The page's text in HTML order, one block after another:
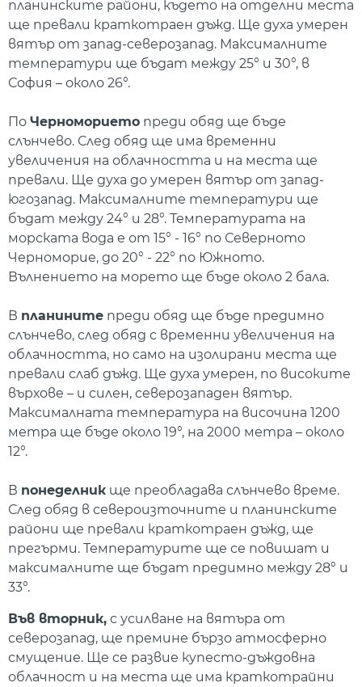
планинските райони, където на отделни места
ще превали краткотраен дъжд. Ще духа умерен
вятър от запад-северозапад. Максималните
температури ще бъдат между 25° и 30°, в
София – около 26°.
По Черноморието преди обяд ще бъде
слънчево. След обяд ще има временни
увеличения на облачността и на места ще
превали. Ще духа до умерен вятър от запад-
югозапад. Максималните температури ще
бъдат между 24° и 28°. Температурата на
морската вода е от 15° - 16° по Северното
Черноморие, до 20° - 22° по Южното.
Вълнението на морето ще бъде около 2 бала.
В планините преди обяд ще бъде предимно
слънчево, след обяд с временни увеличения на
облачността, но само на изолирани места ще
превали слаб дъжд. Ще духа умерен, по високите
върхове – и силен, северозападен вятър.
Максималната температура на височина 1200
метра ще бъде около 19°, на 2000 метра – около
12°.
В понеделник ще преобладава слънчево време.
След обяд в североизточните и планинските
райони ще превали краткотраен дъжд, ще
прегърми. Температурите ще се повишат и
максималните ще бъдат предимно между 28° и
33°.
Във вторник, с усилване на вятъра от
северозапад, ще премине бързо атмосферно
смущение. Ще се развие купесто-дъждовна
облачност и на места ще има краткотрайни